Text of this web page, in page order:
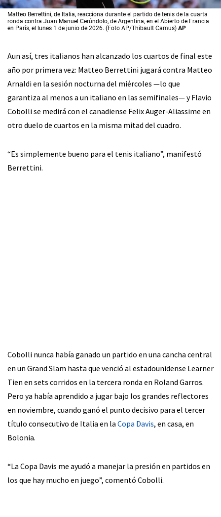
Matteo Berrettini, de Italia, reacciona durante el partido de tenis de la cuarta
ronda contra Juan Manuel Cerúndolo, de Argentina, en el Abierto de Francia
en París, el lunes 1 de junio de 2026. (Foto AP/Thibault Camus) AP
Aun así, tres italianos han alcanzado los cuartos de final este
año por primera vez: Matteo Berrettini jugará contra Matteo
Arnaldi en la sesión nocturna del miércoles —lo que
garantiza al menos a un italiano en las semifinales— y Flavio
Cobolli se medirá con el canadiense Felix Auger-Aliassime en
otro duelo de cuartos en la misma mitad del cuadro.
“Es simplemente bueno para el tenis italiano”, manifestó
Berrettini.
Cobolli nunca había ganado un partido en una cancha central
en un Grand Slam hasta que venció al estadounidense Learner
Tien en sets corridos en la tercera ronda en Roland Garros.
Pero ya había aprendido a jugar bajo los grandes reflectores
en noviembre, cuando ganó el punto decisivo para el tercer
título consecutivo de Italia en la Copa Davis, en casa, en
Bolonia.
“La Copa Davis me ayudó a manejar la presión en partidos en
los que hay mucho en juego”, comentó Cobolli.